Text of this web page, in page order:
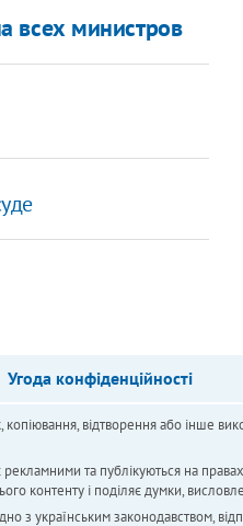
всех министров
Угода конфіденційності
відтворення або інше
та публікуються на
контенту і поділяє думки,
з українським законодавством,